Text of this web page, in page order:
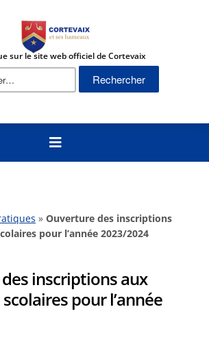
sur le site web officiel de Cortevaix
Rechercher :
» Ouverture des inscriptions
pour l’année 2023/2024
inscriptions aux
pour l’année